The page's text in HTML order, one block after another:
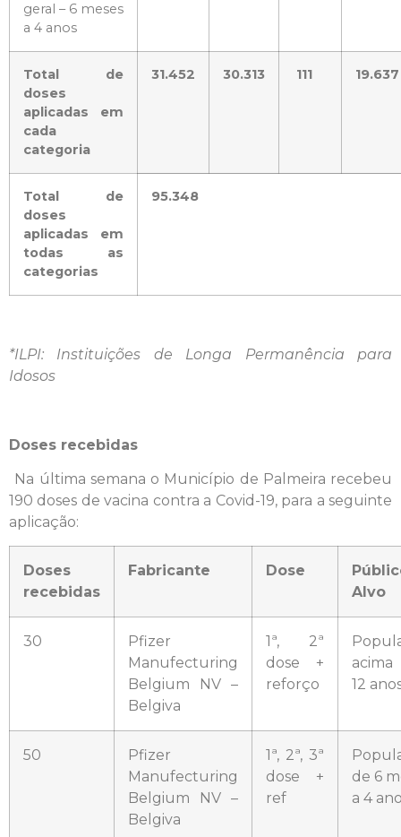
geral – 6 meses
a 4 anos
Total de
doses
aplicadas em
cada
categoria
31.452 30.313 111 19.637
Total de
doses
aplicadas em
todas as
categorias
95.348
*ILPI: Instituições de Longa Permanência para
Idosos
Doses recebidas
Na última semana o Município de Palmeira recebeu
190 doses de vacina contra a Covid-19, para a seguinte
aplicação:
Doses
recebidas
Fabricante Dose
Alvo
30
Pfizer
Manufecturing
Belgium NV –
Belgiva
1ª, 2ª
dose +
reforço
12
50
Pfizer
Manufecturing
Belgium NV –
Belgiva
1ª, 2ª, 3ª
dose +
ref
de 6
a 4